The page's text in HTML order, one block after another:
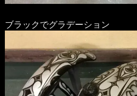
ブラックでグラデーション